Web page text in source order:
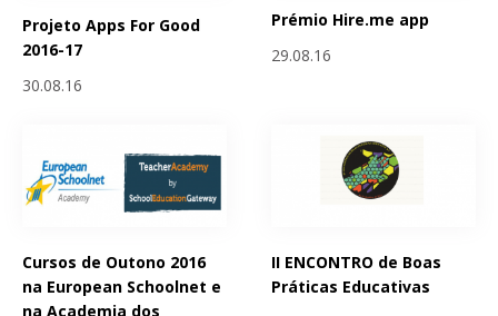
Projeto Apps For Good
2016-17
30.08.16
Prémio Hire.me app
29.08.16
Cursos de Outono 2016
na European Schoolnet e
na Academia dos
II ENCONTRO de Boas
Práticas Educativas